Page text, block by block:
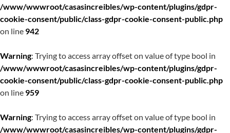
/www/wwwroot/casasincreibles/wp-content/plugins/gdpr-
cookie-consent/public/class-gdpr-cookie-consent-public.php
on line 942
Warning: Trying to access array offset on value of type bool in
/www/wwwroot/casasincreibles/wp-content/plugins/gdpr-
cookie-consent/public/class-gdpr-cookie-consent-public.php
on line 959
Warning: Trying to access array offset on value of type bool in
/www/wwwroot/casasincreibles/wp-content/plugins/gdpr-